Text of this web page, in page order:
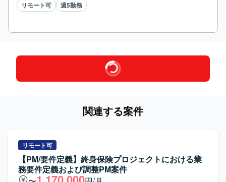
リモート可 週5勤務
関連する案件
リモート可
【PM/要件定義】終身保険プロジェクトにおける業
務要件定義および調整PM案件